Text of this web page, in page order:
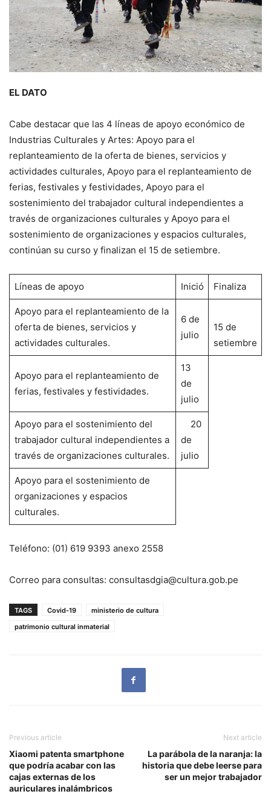
EL DATO
Cabe destacar que las 4 líneas de apoyo económico de
Industrias Culturales y Artes: Apoyo para el
replanteamiento de la oferta de bienes, servicios y
actividades culturales, Apoyo para el replanteamiento de
ferias, festivales y festividades, Apoyo para el
sostenimiento del trabajador cultural independientes a
través de organizaciones culturales y Apoyo para el
sostenimiento de organizaciones y espacios culturales,
continúan su curso y finalizan el 15 de setiembre.
Líneas de apoyo Inició Finaliza
Apoyo para el replanteamiento de la
oferta de bienes, servicios y
actividades culturales.
6 de
julio
15 de
setiembre
Apoyo para el replanteamiento de
ferias, festivales y festividades.
13
de
julio
Apoyo para el sostenimiento del
trabajador cultural independientes a
través de organizaciones culturales.
20
de
julio
Apoyo para el sostenimiento de
organizaciones y espacios
culturales.
Teléfono: (01) 619 9393 anexo 2558
Correo para consultas: consultasdgia@cultura.gob.pe
TAGS Covid-19
ministerio de cultura
patrimonio cultural inmaterial
Previous article
Xiaomi patenta smartphone
que podría acabar con las
cajas externas de los
auriculares inalámbricos
Next article
La parábola de la naranja: la
historia que debe leerse para
ser un mejor trabajador